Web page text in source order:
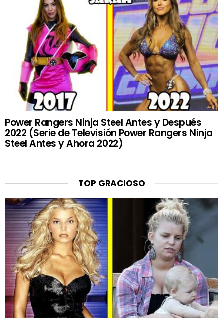
Power Rangers Ninja Steel Antes y Después
2022 (Serie de Televisión Power Rangers Ninja
Steel Antes y Ahora 2022)
TOP GRACIOSO